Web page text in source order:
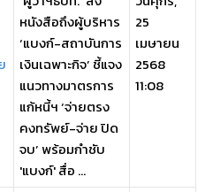
หนังสือถึงผู้บริหาร
‘แบงก์-สถาบันการ
เงินเฉพาะกิจ’ ชี้แจง
แนวทางมาตรการ
แก้หนี้ฯ ‘จ่ายตรง
คงทรัพย์-จ่าย ปิด
จบ’ พร้อมกำชับ
'แบงก์' สื่อ ...
25
เมษายน
2568
11:08